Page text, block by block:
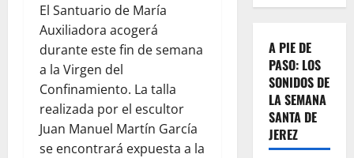
El Santuario de María
Auxiliadora acogerá
durante este fin de semana
a la Virgen del
Confinamiento. La talla
realizada por el escultor
Juan Manuel Martín García
se encontrará expuesta a la
A PIE DE
PASO: LOS
SONIDOS DE
LA SEMANA
SANTA DE
JEREZ